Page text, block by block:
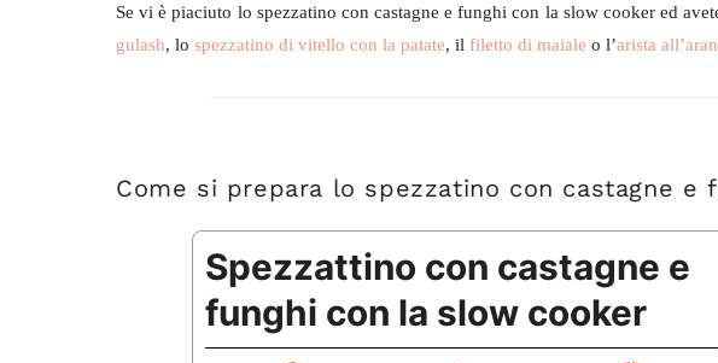
Se vi è piaciuto lo spezzatino con castagne e funghi con la slow cooker ed
gulash, lo spezzatino di vitello con la patate, il filetto di maiale o l’arista
Come si prepara lo spezzatino con castagne e
Spezzattino con castagne e
funghi con la slow cooker